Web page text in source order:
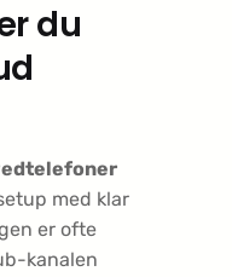
du
med klar
er ofte
kanalen